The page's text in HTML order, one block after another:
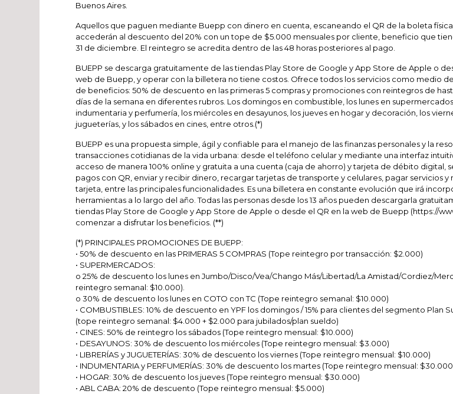
Buenos Aires.
Aquellos que paguen mediante Buepp con dinero en cuenta, escaneando el QR de la boleta
accederán al descuento del 20% con un tope de $5.000 mensuales por cliente, beneficio que
31 de diciembre. El reintegro se acredita dentro de las 48 horas posteriores al pago.
BUEPP se descarga gratuitamente de las tiendas Play Store de Google y App Store de Apple o
web de Buepp, y operar con la billetera no tiene costos. Ofrece todos los servicios como medio
de beneficios: 50% de descuento en las primeras 5 compras y promociones con reintegros de
días de la semana en diferentes rubros. Los domingos en combustible, los lunes en
indumentaria y perfumería, los miércoles en desayunos, los jueves en hogar y decoración, los
jugueterías, y los sábados en cines, entre otros.(*)
BUEPP es una propuesta simple, ágil y confiable para el manejo de las finanzas personales y la
transacciones cotidianas de la vida urbana: desde el teléfono celular y mediante una interfaz
acceso de manera 100% online y gratuita a una cuenta (caja de ahorro) y tarjeta de débito digital,
pagos con QR, enviar y recibir dinero, recargar tarjetas de transporte y celulares, pagar servicios y
tarjeta, entre las principales funcionalidades. Es una billetera en constante evolución que irá
herramientas a lo largo del año. Todas las personas desde los 13 años pueden descargarla
tiendas Play Store de Google y App Store de Apple o desde el QR en la web de Buepp (https://
comenzar a disfrutar los beneficios. (**)
(*) PRINCIPALES PROMOCIONES DE BUEPP:
• 50% de descuento en las PRIMERAS 5 COMPRAS (Tope reintegro por transacción: $2.000)
• SUPERMERCADOS:
o 25% de descuento los lunes en Jumbo/Disco/Vea/Chango Más/Libertad/La Amistad/Cordiez/
reintegro semanal: $10.000).
o 30% de descuento los lunes en COTO con TC (Tope reintegro semanal: $10.000)
• COMBUSTIBLES: 10% de descuento en YPF los domingos / 15% para clientes del segmento Plan
(tope reintegro semanal: $4.000 + $2.000 para jubilados/plan sueldo)
• CINES: 50% de reintegro los sábados (Tope reintegro mensual: $10.000)
• DESAYUNOS: 30% de descuento los miércoles (Tope reintegro mensual: $3.000)
• LIBRERÍAS y JUGUETERÍAS: 30% de descuento los viernes (Tope reintegro mensual: $10.000)
• INDUMENTARIA y PERFUMERÍAS: 30% de descuento los martes (Tope reintegro mensual:
• HOGAR: 30% de descuento los jueves (Tope reintegro mensual: $30.000)
• ABL CABA: 20% de descuento (Tope reintegro mensual: $5.000)